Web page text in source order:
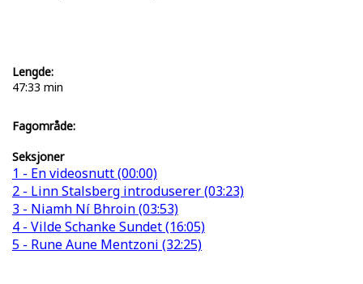
Lengde:
47:33 min
Fagområde:
Seksjoner
1 - En videosnutt (00:00)
2 - Linn Stalsberg introduserer (03:23)
3 - Niamh Ní Bhroin (03:53)
4 - Vilde Schanke Sundet (16:05)
5 - Rune Aune Mentzoni (32:25)